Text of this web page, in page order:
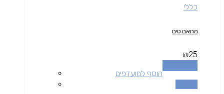
כללי
מתאם סים
₪25
הוסף למועדפים